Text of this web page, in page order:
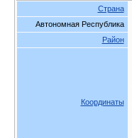
Страна
Автономная Республика
Район
Координаты